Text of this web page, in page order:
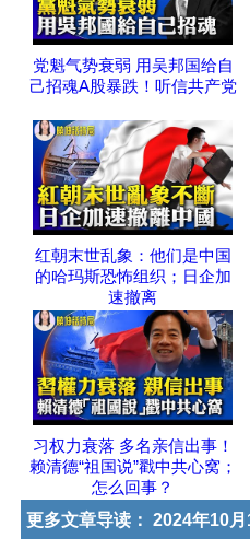
党魁气势衰弱 用吴邦国给自
己招魂A股暴跌！听信共产党
红朝末世乱象：他们是中国
的哈玛斯恐怖组织；日企加
速撤离
习权力衰落 多名亲信出事！
赖清德“祖国说”戳中共心窝；
怎么回事？
更多文章导读： 2024年10月